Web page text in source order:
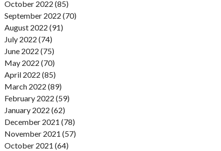
October 2022 (85)
September 2022 (70)
August 2022 (91)
July 2022 (74)
June 2022 (75)
May 2022 (70)
April 2022 (85)
March 2022 (89)
February 2022 (59)
January 2022 (62)
December 2021 (78)
November 2021 (57)
October 2021 (64)